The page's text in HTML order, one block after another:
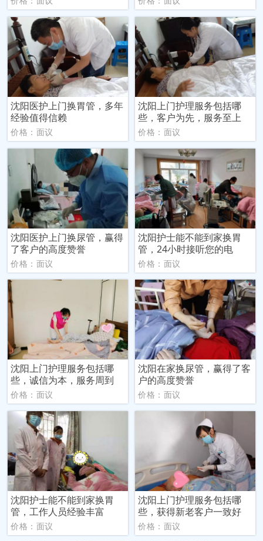
沈阳医护上门换胃管，多年
经验值得信赖
价格：面议
沈阳上门护理服务包括哪
些，客户为先，服务至上
价格：面议
沈阳医护上门换尿管，赢得
了客户的高度赞誉
价格：面议
沈阳护士能不能到家换胃
管，24小时接听您的电
价格：面议
沈阳上门护理服务包括哪
些，诚信为本，服务周到
价格：面议
沈阳在家换尿管，赢得了客
户的高度赞誉
价格：面议
沈阳护士能不能到家换胃
管，工作人员经验丰富
价格：面议
沈阳上门护理服务包括哪
些，获得新老客户一致好
价格：面议